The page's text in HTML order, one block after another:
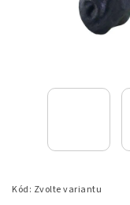
Kód: Zvolte variantu